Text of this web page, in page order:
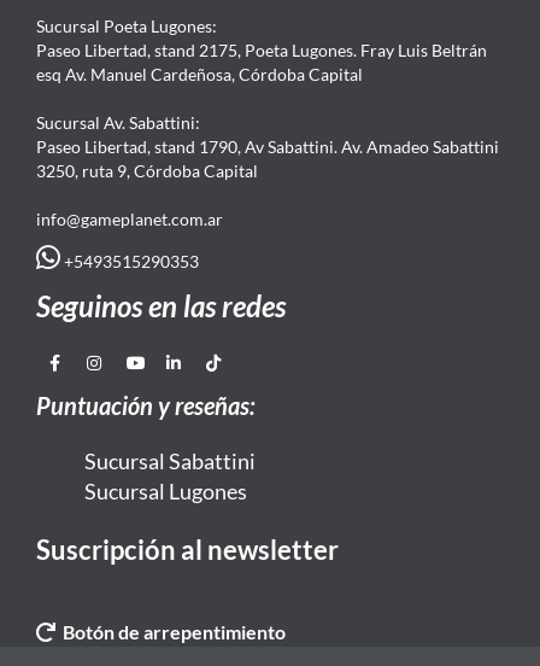
Sucursal Poeta Lugones:
Paseo Libertad, stand 2175, Poeta Lugones. Fray Luis Beltrán
esq Av. Manuel Cardeñosa, Córdoba Capital
Sucursal Av. Sabattini:
Paseo Libertad, stand 1790, Av Sabattini. Av. Amadeo Sabattini
3250, ruta 9, Córdoba Capital
info@gameplanet.com.ar
+5493515290353
Seguinos en las redes
Puntuación y reseñas:
Sucursal Sabattini
Sucursal Lugones
Suscripción al newsletter
Botón de arrepentimiento